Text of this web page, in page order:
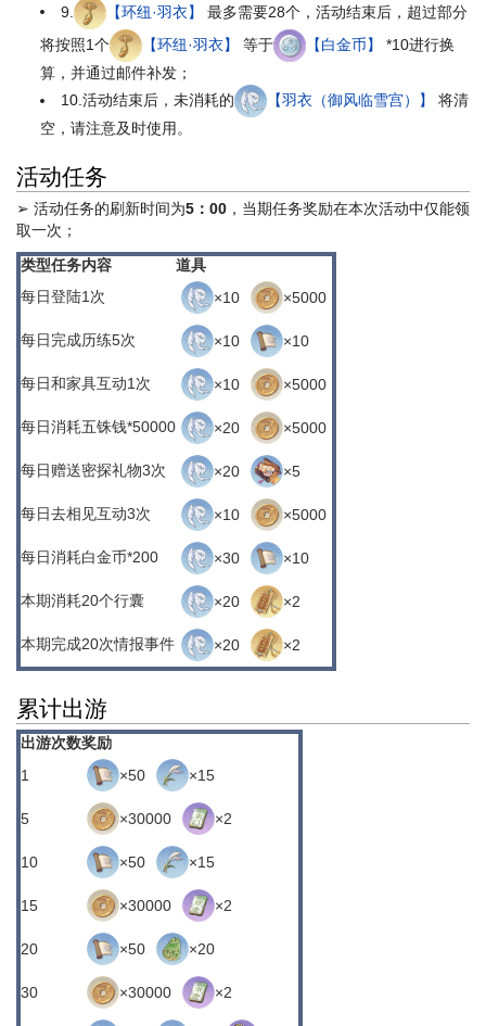
9. 【环纽·羽衣】
最多需要28个，活动结束后，超过部分
将按照1个
【环纽·羽衣】 等于 【白金币】
*10进行换
算，并通过邮件补发；
10.活动结束后，未消耗的
【羽衣（御风临雪宫）】
将清
空，请注意及时使用。
活动任务
➢ 活动任务的刷新时间为5：00 ，当期任务奖励在本次活动中仅能领
取一次；
类型任务内容
道具
每日登陆1次 ×10 ×5000
每日完成历练5次 ×10 ×10
每日和家具互动1次 ×10 ×5000
每日消耗五铢钱*50000 ×20 ×5000
每日赠送密探礼物3次 ×20 ×5
每日去相见互动3次 ×10 ×5000
每日消耗白金币*200 ×30 ×10
本期消耗20个行囊 ×20 ×2
本期完成20次情报事件 ×20 ×2
累计出游
出游次数奖励
1
×50 ×15
5 ×30000 ×2
10 ×50 ×15
15 ×30000 ×2
20 ×50 ×20
30 ×30000 ×2